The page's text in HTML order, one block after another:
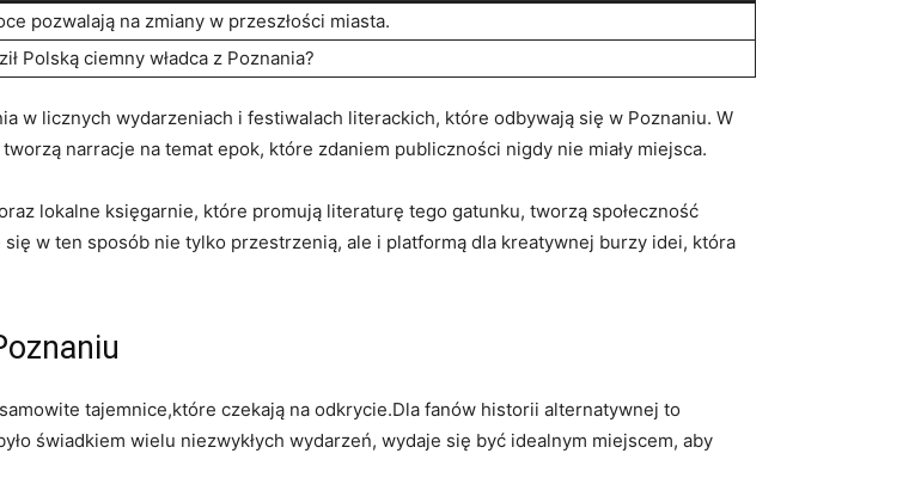
pozwalają na zmiany w przeszłości miasta.
Polską ciemny władca z Poznania?
w licznych wydarzeniach i festiwalach literackich, które odbywają się w Poznaniu. W
narracje na temat epok, które zdaniem publiczności nigdy nie miały miejsca.
lokalne księgarnie, które promują literaturę tego gatunku, tworzą społeczność
w ten sposób nie tylko przestrzenią, ale i platformą dla kreatywnej burzy idei, która
tajemnice,które czekają na odkrycie.Dla fanów historii alternatywnej to
świadkiem wielu niezwykłych wydarzeń, wydaje się być idealnym miejscem, aby